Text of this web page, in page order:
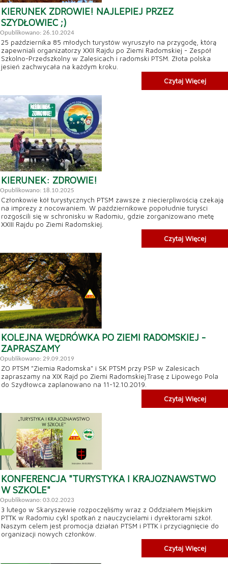
KIERUNEK ZDROWIE! NAJLEPIEJ PRZEZ
SZYDŁOWIEC ;)
Opublikowano: 26.10.2024
25 października 85 młodych turystów wyruszyło na przygodę, którą
zapewniali organizatorzy XXII Rajdu po Ziemi Radomskiej - Zespół
Szkolno-Przedszkolny w Zalesicach i radomski PTSM. Złota polska
jesień zachwycała na każdym kroku.
Czytaj Więcej
KIERUNEK: ZDROWIE!
Opublikowano: 18.10.2025
Członkowie kół turystycznych PTSM zawsze z niecierpliwością czekają
na imprezy z nocowaniem. W październikowe popołudnie turyści
rozgościli się w schronisku w Radomiu, gdzie zorganizowano metę
XXIII Rajdu po Ziemi Radomskiej.
Czytaj Więcej
KOLEJNA WĘDRÓWKA PO ZIEMI RADOMSKIEJ -
ZAPRASZAMY
Opublikowano: 29.09.2019
ZO PTSM "Ziemia Radomska" i SK PTSM przy PSP w Zalesicach
zapraszamy na XIX Rajd po Ziemi Radomskiej.Trasę z Lipowego Pola
do Szydłowca zaplanowano na 11-12.10.2019.
Czytaj Więcej
KONFERENCJA "TURYSTYKA I KRAJOZNAWSTWO
W SZKOLE"
Opublikowano: 03.02.2023
3 lutego w Skaryszewie rozpoczęliśmy wraz z Oddziałem Miejskim
PTTK w Radomiu cykl spotkań z nauczycielami i dyrektorami szkół.
Naszym celem jest promocja działań PTSM i PTTK i przyciągnięcie do
organizacji nowych członków.
Czytaj Więcej